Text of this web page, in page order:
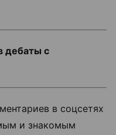
дебаты с
в соцсетях
и знакомым